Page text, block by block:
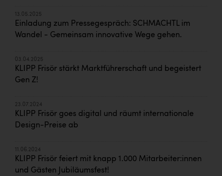
13.05.2025
Einladung zum Pressegespräch: SCHMACHTL im
Wandel - Gemeinsam innovative Wege gehen.
03.04.2025
KLIPP Frisör stärkt Marktführerschaft und begeistert
Gen Z!
23.07.2024
KLIPP Frisör goes digital und räumt internationale
Design-Preise ab
11.06.2024
KLIPP Frisör feiert mit knapp 1.000 Mitarbeiter:innen
und Gästen Jubiläumsfest!